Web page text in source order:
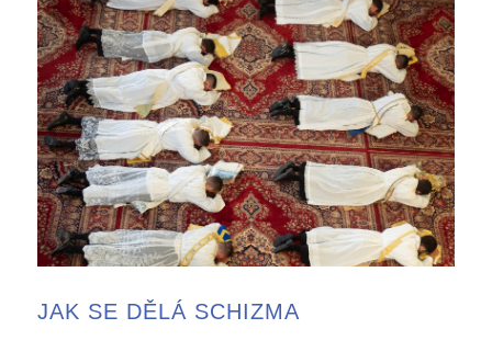
JAK SE DĚLÁ SCHIZMA